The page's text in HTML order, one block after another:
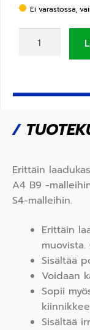
Ei varastossa,
/
Erittäin
A4 B9 -
S4-malleihin.
Erittäin
muovista.
Sisältää
Voidaan
Sopii
Sisältää